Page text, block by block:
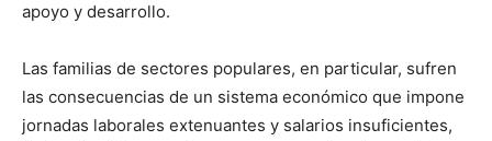
apoyo y desarrollo.
Las familias de sectores populares, en particular, sufren
las consecuencias de un sistema económico que impone
jornadas laborales extenuantes y salarios insuficientes,